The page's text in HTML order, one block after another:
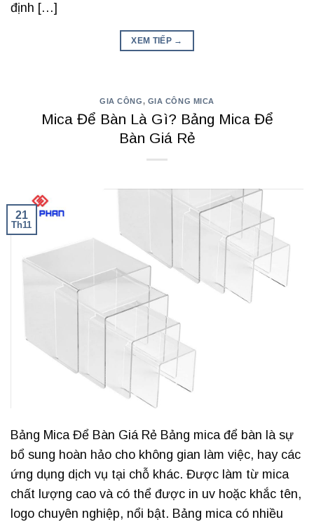
định […]
XEM TIẾP →
GIA CÔNG, GIA CÔNG MICA
Mica Để Bàn Là Gì? Bảng Mica Để
Bàn Giá Rẻ
21
Th11
Bảng Mica Để Bàn Giá Rẻ Bảng mica để bàn là sự
bổ sung hoàn hảo cho không gian làm việc, hay các
ứng dụng dịch vụ tại chỗ khác. Được làm từ mica
chất lượng cao và có thể được in uv hoặc khắc tên,
logo chuyên nghiệp, nổi bật. Bảng mica có nhiều